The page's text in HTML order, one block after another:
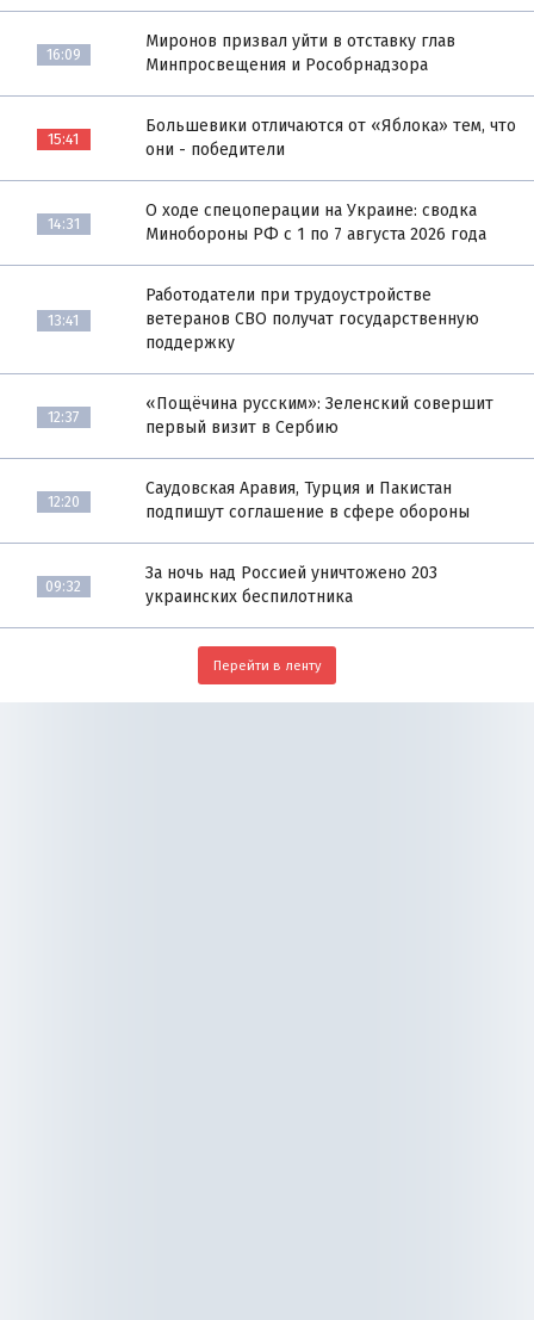
16:09
Миронов призвал уйти в отставку глав
Минпросвещения и Рособрнадзора
15:41
Большевики отличаются от «Яблока» тем, что
они - победители
14:31
О ходе спецоперации на Украине: сводка
Минобороны РФ с 1 по 7 августа 2026 года
13:41
Работодатели при трудоустройстве
ветеранов СВО получат государственную
поддержку
12:37
«Пощёчина русским»: Зеленский совершит
первый визит в Сербию
12:20
Саудовская Аравия, Турция и Пакистан
подпишут соглашение в сфере обороны
09:32
За ночь над Россией уничтожено 203
украинских беспилотника
Перейти в ленту